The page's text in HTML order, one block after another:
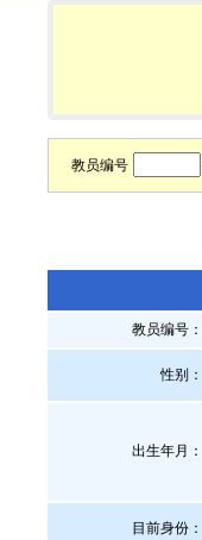
教员编号
教员编号：
性别：
出生年月：
目前身份：